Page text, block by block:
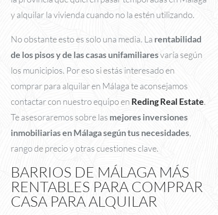
y alquilar la vivienda cuando no la estén utilizando.
No obstante esto es solo una media. La rentabilidad
de los pisos y de las casas unifamiliaresvaría según
los municipios. Por eso si estás interesado en
comprar para alquilar en Málaga te aconsejamos
contactar con nuestro equipo en Reding Real Estate.
Te asesoraremos sobre las mejores inversiones
inmobiliarias en Málaga según tus necesidades,
rango de precio y otras cuestiones clave.
BARRIOS DE MÁLAGA MÁS
RENTABLES PARA COMPRAR
CASA PARA ALQUILAR